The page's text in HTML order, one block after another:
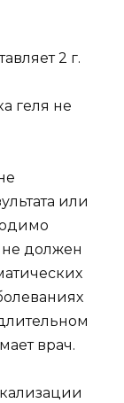
2 г.
геля не
или
не должен
врач.